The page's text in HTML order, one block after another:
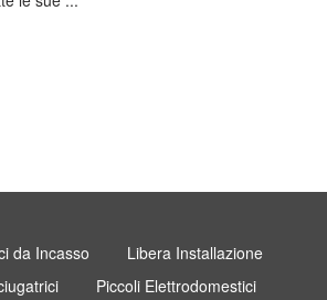
da Incasso
Libera Installazione
Piccoli Elettrodomestici